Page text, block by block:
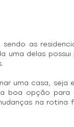
as
uma delas
uma casa, seja
boa opção para
na rotina